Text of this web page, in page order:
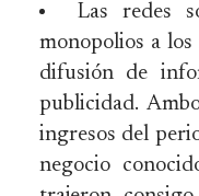
Las redes
monopolios a
difusión de
publicidad.
ingresos del
negocio